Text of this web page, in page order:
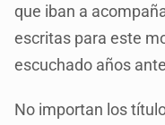
que iban a
escritas para este
escuchado años
No importan los